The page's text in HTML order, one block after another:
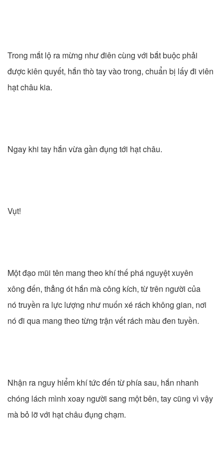
Trong mắt lộ ra mừng như điên cùng với bắt buộc phải
được kiên quyết, hắn thò tay vào trong, chuẩn bị lấy đi viên
hạt châu kia.
Ngay khi tay hắn vừa gần đụng tới hạt châu.
Vụt!
Một đạo mũi tên mang theo khí thế phá nguyệt xuyên
xông đến, thẳng ót hắn mà công kích, từ trên người của
nó truyền ra lực lượng như muốn xé rách không gian, nơi
nó đi qua mang theo từng trận vết rách màu đen tuyền.
Nhận ra nguy hiểm khí tức đến từ phía sau, hắn nhanh
chóng lách mình xoay người sang một bên, tay cũng vì vậy
mà bỏ lỡ với hạt châu đụng chạm.